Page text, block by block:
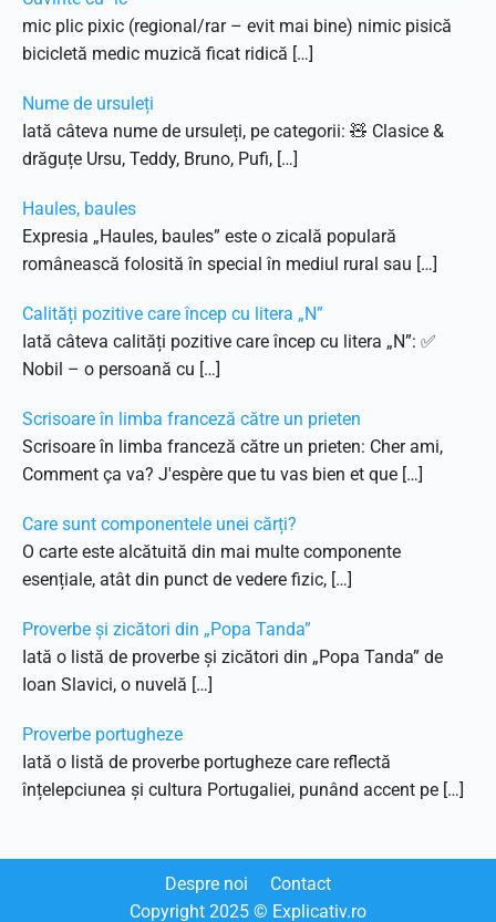
mic plic pixic (regional/rar – evit mai bine) nimic pisică
bicicletă medic muzică ficat ridică […]
Nume de ursuleți
Iată câteva nume de ursuleți, pe categorii: 🧸 Clasice &
drăguțe Ursu, Teddy, Bruno, Pufi, […]
Haules, baules
Expresia „Haules, baules” este o zicală populară
românească folosită în special în mediul rural sau […]
Calități pozitive care încep cu litera „N”
Iată câteva calități pozitive care încep cu litera „N”: ✅
Nobil – o persoană cu […]
Scrisoare în limba franceză către un prieten
Scrisoare în limba franceză către un prieten: Cher ami,
Comment ça va? J'espère que tu vas bien et que […]
Care sunt componentele unei cărți?
O carte este alcătuită din mai multe componente
esențiale, atât din punct de vedere fizic, […]
Proverbe și zicători din „Popa Tanda”
Iată o listă de proverbe și zicători din „Popa Tanda” de
Ioan Slavici, o nuvelă […]
Proverbe portugheze
Iată o listă de proverbe portugheze care reflectă
înțelepciunea și cultura Portugaliei, punând accent pe […]
Despre noi
Contact
Copyright 2025 © Explicativ.ro